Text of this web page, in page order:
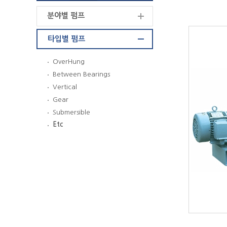
분야별 펌프
타입별 펌프
OverHung
Between Bearings
Vertical
Gear
Submersible
Etc